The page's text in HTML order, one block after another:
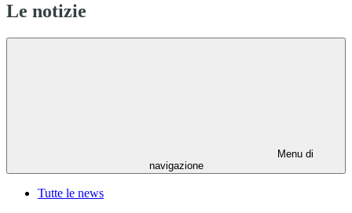
Le notizie
Menu di
navigazione
Tutte le news